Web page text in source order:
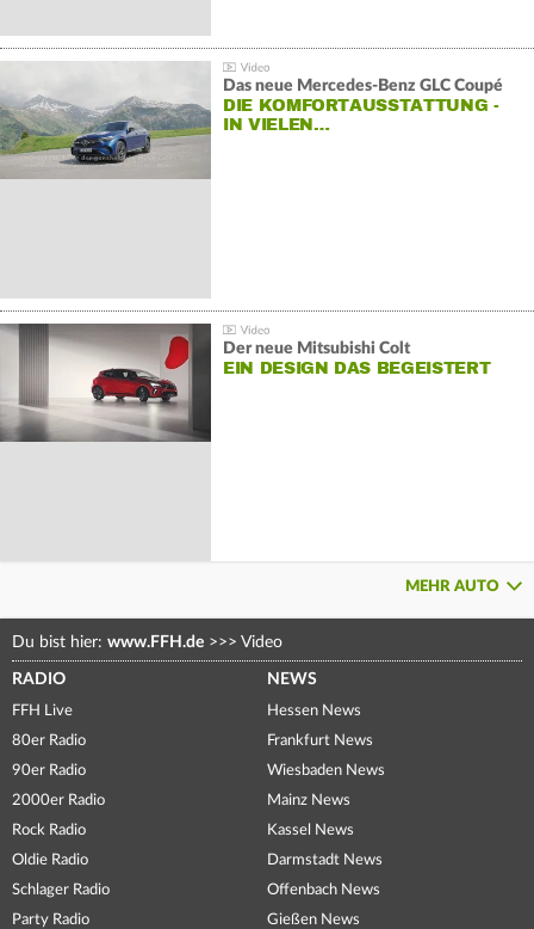
Das neue Mercedes-Benz GLC Coupé
DIE KOMFORTAUSSTATTUNG -
IN VIELEN…
Der neue Mitsubishi Colt
EIN DESIGN DAS BEGEISTERT
MEHR AUTO
Du bist hier: www.FFH.de >>> Video
RADIO
FFH Live
80er Radio
90er Radio
2000er Radio
Rock Radio
Oldie Radio
Schlager Radio
Party Radio
NEWS
Hessen News
Frankfurt News
Wiesbaden News
Mainz News
Kassel News
Darmstadt News
Offenbach News
Gießen News